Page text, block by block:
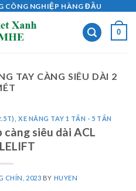
CÔNG NGHIỆP HÀNG ĐẦU
0
TAY CÀNG SIÊU DÀI 2
,XE NÂNG TAY 1 TẤN - 5 TẤN
siêu dài ACL
CHÍN, 2023 BY HUYEN